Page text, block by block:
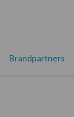
Brandpartners